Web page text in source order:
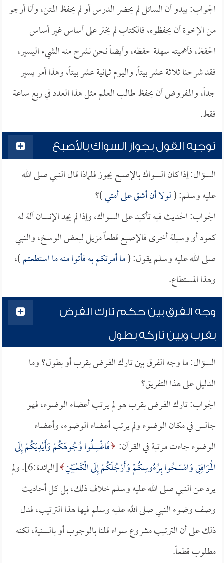
الجواب: يبدو أن السائل لم يحضر الدرس أو لم يحفظ المتن، وأنا أرجو
من الإخوة أن يحفظوه، فالكتاب لم يختر على أساس غير أساس
الحفظ، فأهميته سهلة حفظه، وأيضاً نحن نشرح منه الشيء اليسير،
فقد شرحنا ثلاثة عشر بيتاً, واليوم ثمانية عشر بيتاً، وهذا أمر يسير
جداً، والمفروض أن يحفظ طالب العلم مثل هذا العدد في ربع ساعة
فقط.
توجيه القول بجواز السواك بالأصبع
السؤال: إذا كان السواك بالإصبع يجوز فلماذا قال النبي صلى الله
عليه وسلم: (لولا أن أشق على أمتي)؟
الجواب: الحديث فيه تأكيد على السواك، وإذا لم يجد الإنسان آلة له
كعود أو وسيلة أخرى فالإصبع قطعاً مزيل لبعض الوسخ، والنبي
صلى الله عليه وسلم يقول: (ما أمرتكم به فأتوا منه ما استطعتم)،
وهذا المستطاع.
وجه الفرق بين حكم تارك الفرض
بقرب وبين تاركه بطول
السؤال: ما وجه الفرق بين تارك الفرض بقرب أو بطول؟ وما
الدليل على هذا التفريق؟
الجواب: تارك الفرض بقرب هو لم يرتب أعضاء الوضوء، فهو
جالس في مكان الوضوء ولم يرتب أعضاء الوضوء، وأعضاء
الوضوء جاءت مرتبة في القرآن: فَاغْسِلُوا وُجُوهَكُمْ وَأَيْدِيَكُمْ إِلَى
الْمَرَافِقِ وَامْسَحُوا بِرُءُوسِكُمْ وَأَرْجُلَكُمْ إِلَى الْكَعْبَيْنِ
[المائدة:6]. ولم
يرد عن النبي صلى الله عليه وسلم خلاف ذلك، بل كل أحاديث
وصف وضوء النبي صلى الله عليه وسلم فيها هذا الترتيب، فدل
ذلك على أن الترتيب مشروع سواء قلنا بالوجوب أو بالسنية، لكنه
مطلوب قطعاً.